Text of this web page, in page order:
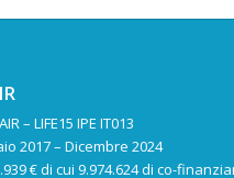
– LIFE15 IPE IT013
2017 – Dicembre 2024
€ di cui 9.974.624 di co-